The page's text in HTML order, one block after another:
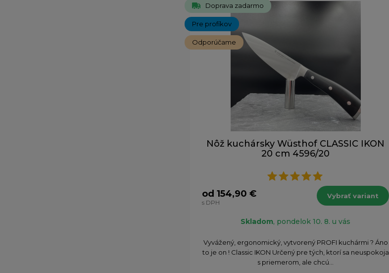
Doprava zadarmo
Pre profíkov
Odporúčame
Nôž kuchársky Wüsthof CLASSIC IKON
20 cm 4596/20
od 154,90 €
s DPH
Vybrať variant
Skladom, pondelok 10. 8. u vás
Vyvážený, ergonomický, vytvorený PROFI kuchármi ? Áno
to je on ! Classic IKON Určený pre tých, ktorí sa neuspokoja
s priemerom, ale chcú...